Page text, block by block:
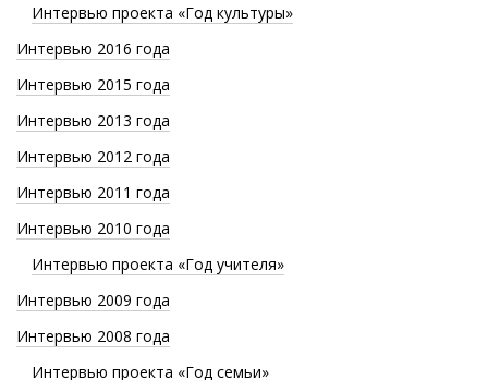
Интервью проекта «Год культуры»
Интервью 2016 года
Интервью 2015 года
Интервью 2013 года
Интервью 2012 года
Интервью 2011 года
Интервью 2010 года
Интервью проекта «Год учителя»
Интервью 2009 года
Интервью 2008 года
Интервью проекта «Год семьи»